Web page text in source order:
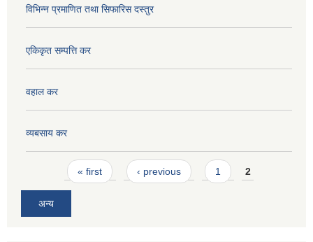
विभिन्न प्रमाणित तथा सिफारिस दस्तुर
एकिकृत सम्पत्ति कर
वहाल कर
व्यबसाय कर
Pages« first ‹ previous 1 2
अन्य